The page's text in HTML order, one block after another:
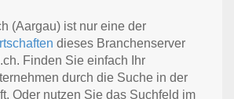
(Aargau) ist nur eine der
dieses Branchenserver
Finden Sie einfach Ihr
durch die Suche in der
Oder nutzen Sie das Suchfeld im